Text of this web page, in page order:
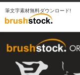
筆文字素材無料ダウンロード!